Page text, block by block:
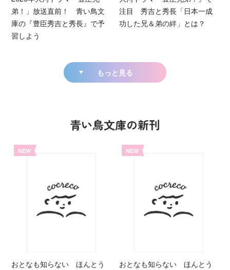
弟！」放送直前！ 青い鳥文
庫の『豊臣秀吉と秀長』で予
習しよう
注目 秀吉と秀長「日本一成
功した兄＆弟の絆」とは？
もっと見る
青い鳥文庫の新刊
NEW
おとなも知らない ほんとう
NEW
おとなも知らない ほんとう